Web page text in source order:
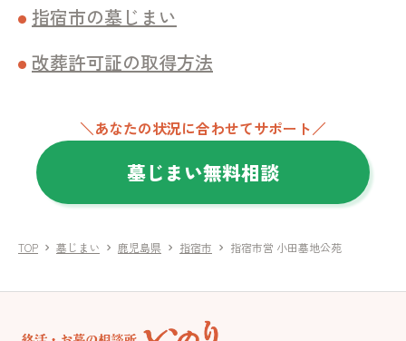
指宿市の墓じまい
改葬許可証の取得方法
＼あなたの状況に合わせてサポート／
墓じまい無料相談
TOP chevron_right 墓じまい chevron_right 鹿児島県 chevron_right 指宿市 chevron_right 指宿市営 小田墓地公苑